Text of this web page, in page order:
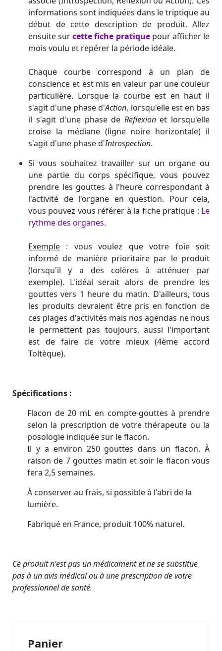
informations sont indiquées dans le triptique au
début de cette description de produit. Allez
ensuite surcette fiche pratiquepour afficher le
mois voulu et repérer la période idéale.
Chaque courbe correspond à un plan de
conscience et est mis en valeur par une couleur
particulière. Lorsque la courbe est en haut il
s'agit d'une phase d'Action, lorsqu'elle est en bas
il s'agit d'une phase de Reflexionet lorsqu'elle
croise la médiane (ligne noire horizontale) il
s'agit d'une phase d'Introspection.
Si vous souhaitez travailler sur un organe ou
une partie du corps spécifique, vous pouvez
prendre les gouttes à l'heure correspondant à
l'activité de l'organe en question. Pour cela,
vous pouvez vous référer à la fiche pratique : Le
rythme des organes.
Exemple : vous voulez que votre foie soit
informé de manière prioritaire par le produit
(lorsqu'il y a des colères à atténuer par
exemple). L'idéal serait alors de prendre les
gouttes vers 1 heure du matin. D'ailleurs, tous
les produits devraient être pris en fonction de
ces plages d'activités mais nos agendas ne nous
le permettent pas toujours, aussi l'important
est de faire de votre mieux (4ème accord
Toltèque).
Spécifications :
Flacon de 20 mL en compte-gouttes à prendre
selon la prescription de votre thérapeute ou la
posologie indiquée sur le flacon.
Il y a environ 250 gouttes dans un flacon. À
raison de 7 gouttes matin et soir le flacon vous
fera 2,5 semaines.
À conserver au frais, si possible à l'abri de la
lumière.
Fabriqué en France, produit 100% naturel.
Ce produit n'est pas un médicament et ne se substitue
pas à un avis médical ou à une prescription de votre
professionnel de santé.
Panier